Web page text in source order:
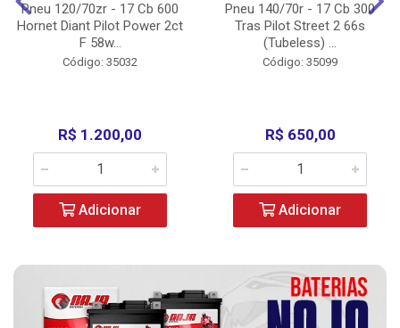
Pneu 120/70zr - 17 Cb 600
Hornet Diant Pilot Power 2ct
F 58w...
Código: 35032
R$ 1.200,00
Adicionar
Pneu 140/70r - 17 Cb 300
Tras Pilot Street 2 66s
(Tubeless) ...
Código: 35099
R$ 650,00
Adicionar